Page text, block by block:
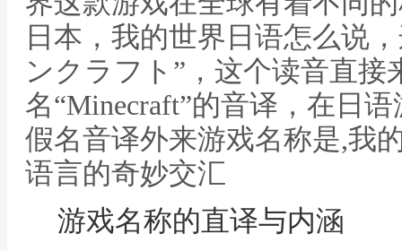
日本，我的世界日语怎么说
ンクラフト”，这个读音直接
名“Minecraft”的音译，在日
假名音译外来游戏名称是,我
语言的奇妙交汇
游戏名称的直译与内涵